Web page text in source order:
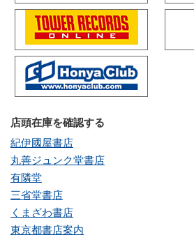
店頭在庫を確認する
紀伊國屋書店
丸善ジュンク堂書店
有隣堂
三省堂書店
くまざわ書店
東京都書店案内